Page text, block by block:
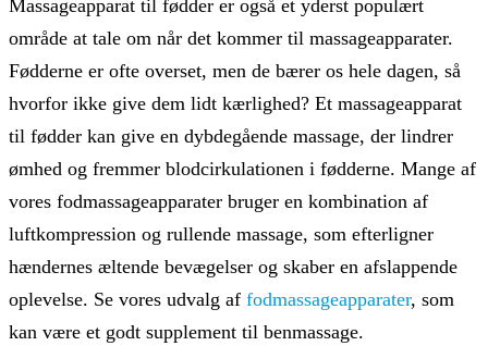
Massageapparat til fødder er også et yderst populært
område at tale om når det kommer til massageapparater.
Fødderne er ofte overset, men de bærer os hele dagen, så
hvorfor ikke give dem lidt kærlighed? Et massageapparat
til fødder kan give en dybdegående massage, der lindrer
ømhed og fremmer blodcirkulationen i fødderne. Mange af
vores fodmassageapparater bruger en kombination af
luftkompression og rullende massage, som efterligner
hændernes æltende bevægelser og skaber en afslappende
oplevelse. Se vores udvalg af fodmassageapparater, som
kan være et godt supplement til benmassage.